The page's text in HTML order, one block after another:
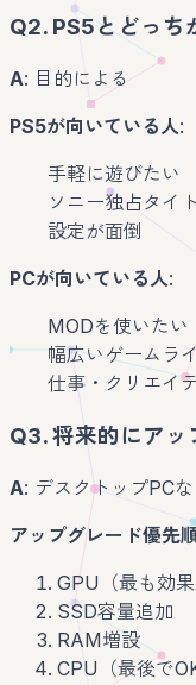
Q2. PS5とどっち
A: 目的による
PS5が向いている人:
手軽に遊びたい
ソニー独占タイ
設定が面倒
PCが向いている人:
MODを使いたい
幅広いゲームラ
仕事・クリエイ
Q3. 将来的にア
A: デスクトップPC
アップグレード優先
GPU（最も効果
SSD容量追加
RAM増設
CPU（最後でOK